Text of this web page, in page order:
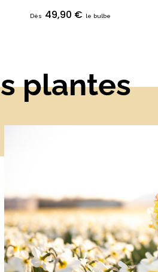
Dès 49,90 € le bulbe
plantes